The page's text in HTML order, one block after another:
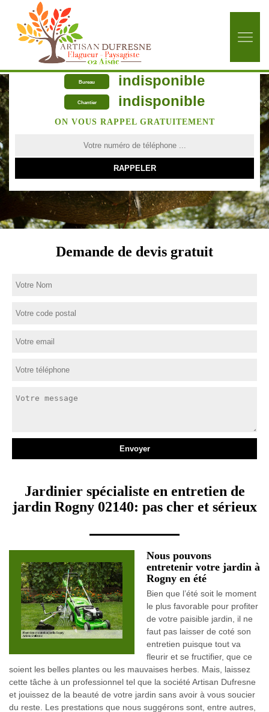
Bureau indisponible
Chantier indisponible
ON VOUS RAPPEL GRATUITEMENT
Demande de devis gratuit
Jardinier spécialiste en entretien de
jardin Rogny 02140: pas cher et sérieux
Nous pouvons
entretenir votre jardin à
Rogny en été
Bien que l’été soit le moment
le plus favorable pour profiter
de votre paisible jardin, il ne
faut pas laisser de coté son
entretien puisque tout va
fleurir et se fructifier, que ce
soient les belles plantes ou les mauvaises herbes. Mais, laissez
cette tâche à un professionnel tel que la société Artisan Dufresne
et jouissez de la beauté de votre jardin sans avoir à vous soucier
du reste. Les prestations que nous suggérons sont, entre autres,